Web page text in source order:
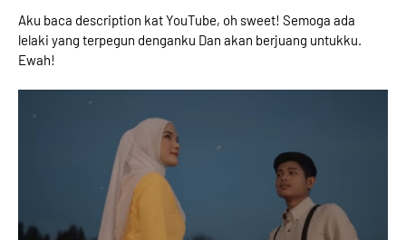
Aku baca description kat YouTube, oh sweet! Semoga ada
lelaki yang terpegun denganku Dan akan berjuang untukku.
Ewah!